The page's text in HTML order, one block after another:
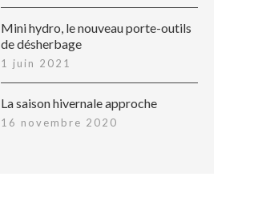
Mini hydro, le nouveau porte-outils
de désherbage
1 juin 2021
La saison hivernale approche
16 novembre 2020